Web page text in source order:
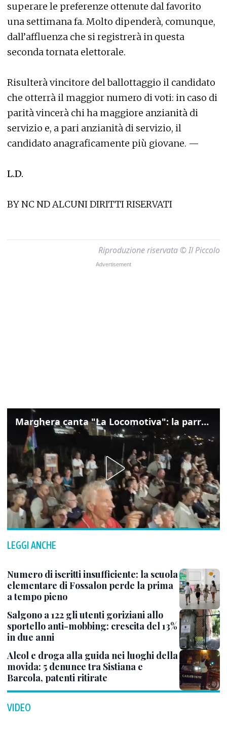
superare le preferenze ottenute dal favorito
una settimana fa. Molto dipenderà, comunque,
dall’affluenza che si registrerà in questa
seconda tornata elettorale.
Risulterà vincitore del ballottaggio il candidato
che otterrà il maggior numero di voti: in caso di
parità vincerà chi ha maggiore anzianità di
servizio e, a pari anzianità di servizio, il
candidato anagraficamente più giovane. —
L.D.
BY NC ND ALCUNI DIRITTI RISERVATI
Riproduzione riservata © Il Piccolo
Marghera canta "La Locomotiva": la parrocchia della Cita ricorda Guccini
LEGGI ANCHE
Numero di iscritti insufficiente: la scuola
elementare di Fossalon perde la prima
a tempo pieno
Salgono a 122 gli utenti goriziani allo
sportello anti-mobbing: crescita del 13%
in due anni
Alcol e droga alla guida nei luoghi della
movida: 5 denunce tra Sistiana e
Barcola, patenti ritirate
VIDEO